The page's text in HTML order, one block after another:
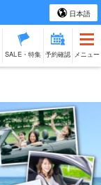
日本語
SALE・特集 予約確認 メニュー